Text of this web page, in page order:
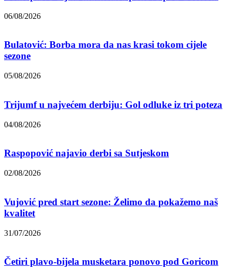
06/08/2026
Bulatović: Borba mora da nas krasi tokom cijele
sezone
05/08/2026
Trijumf u najvećem derbiju: Gol odluke iz tri poteza
04/08/2026
Raspopović najavio derbi sa Sutjeskom
02/08/2026
Vujović pred start sezone: Želimo da pokažemo naš
kvalitet
31/07/2026
Četiri plavo-bijela musketara ponovo pod Goricom